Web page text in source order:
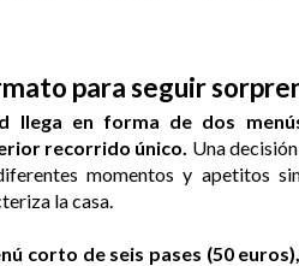
para seguir
llega en forma de dos
recorrido único. Una
momentos y apetitos
la casa.
corto de seis pases (50